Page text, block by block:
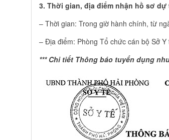
3. Thời gian, địa điểm nhận hồ sơ dự
– Thời gian: Trong giờ hành chính, từ
– Địa điểm: Phòng Tổ chức cán bộ Sở
*** Chi tiết Thông báo tuyển dụng